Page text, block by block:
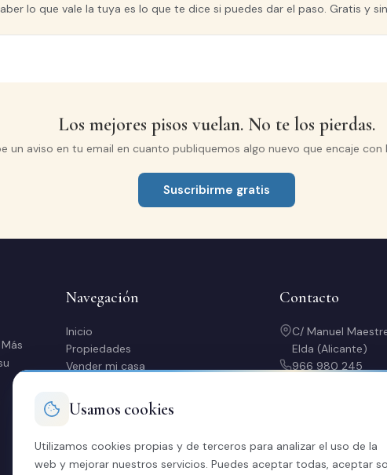
lo que vale la tuya es lo que te dice si puedes dar el paso. Gratis y
Los mejores pisos vuelan. No te los pierdas.
un aviso en tu email en cuanto publiquemos algo nuevo que encaje con
Suscribirme gratis
Navegación
Inicio
Propiedades
Vender mi casa
Quiero comprar
Nosotros
Calculadora
Valora tu casa
Contacto
C/ Manuel
Elda (Alicante)
966 980 245
L-V: 10:00-14:00
Usamos cookies
Utilizamos cookies propias y de terceros para analizar el uso de la
web y mejorar nuestros servicios. Puedes aceptar todas, aceptar